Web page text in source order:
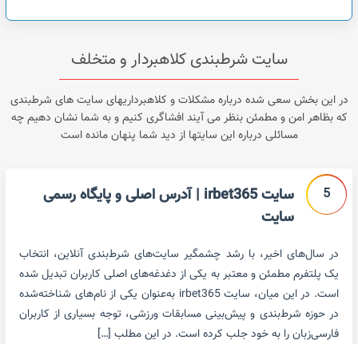
سایت شرطبندی کلاهبردار و متخلف
در این بخش سعی شده درباره مشکلات و کلاهبرداریهای سایت های شرطبندی
که بظاهر امن و مطمئن بنظر می آیند افشاگری کنیم و به شما نشان دهیم چه
مسائلی درباره این سایتها از دید شما پنهان مانده است
5
سایت irbet365 | آدرس اصلی و پایگاه رسمی
سایت
در سال‌های اخیر، با رشد چشمگیر سایت‌های شرط‌بندی آنلاین، انتخاب
یک پلتفرم مطمئن و معتبر به یکی از دغدغه‌های اصلی کاربران تبدیل شده
است. در این میان، سایت irbet365 به‌عنوان یکی از نام‌های شناخته‌شده
در حوزه شرط‌بندی و پیش‌بینی مسابقات ورزشی، توجه بسیاری از کاربران
فارسی‌زبان را به خود جلب کرده است. در این مطلب […]